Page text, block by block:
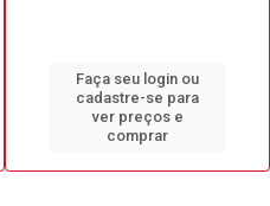
Faça seu login ou
cadastre-se para
ver preços e
comprar